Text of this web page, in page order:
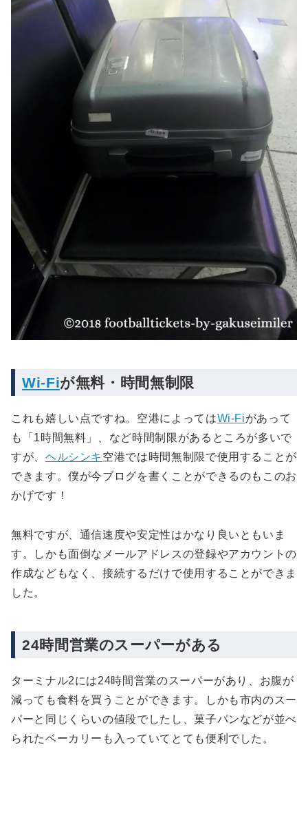
Wi-Fiが無料・時間無制限
これも嬉しい点ですね。空港によってはWi-Fiがあって
も「1時間無料」、など時間制限があるところが多いで
すが、 ヘルシンキ 空港では時間無制限で使用することが
できます。僕が今ブログを書くことができるのもこのお
かげです！
無料ですが、通信速度や安定性はかなり良いともいま
す。しかも面倒なメールアドレスの登録やアカウントの
作成などもなく、接続するだけで使用することができま
した。
24時間営業のスーパーがある
ターミナル2には24時間営業のスーパーがあり、お腹が
減っても食料を買うことができます。しかも市内のスー
パーと同じくらいの値段でしたし、菓子パンなどが並べ
られたベーカリーも入っていてとても便利でした。